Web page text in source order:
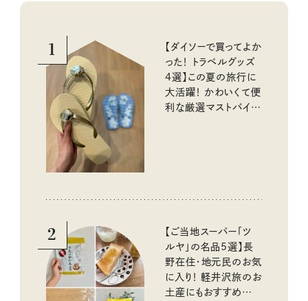
1
【ダイソーで買ってよか
った！ トラベルグッズ
4選】この夏の旅行に
大活躍！ かわいくて便
利な厳選マストバイア
2
【ご当地スーパー「ツ
ルヤ」の名品5選】長
野在住・地元民のお気
に入り！ 軽井沢旅のお
土産にもおすすめのお